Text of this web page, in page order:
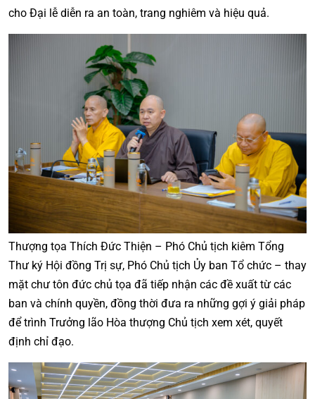
cho Đại lễ diễn ra an toàn, trang nghiêm và hiệu quả.
Thượng tọa Thích Đức Thiện – Phó Chủ tịch kiêm Tổng
Thư ký Hội đồng Trị sự, Phó Chủ tịch Ủy ban Tổ chức – thay
mặt chư tôn đức chủ tọa đã tiếp nhận các đề xuất từ các
ban và chính quyền, đồng thời đưa ra những gợi ý giải pháp
để trình Trưởng lão Hòa thượng Chủ tịch xem xét, quyết
định chỉ đạo.